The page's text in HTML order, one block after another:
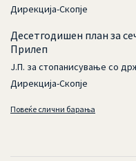
Дирекција-Скопје
Десетгодишен план за
Прилеп
Ј.П. за стопанисување со
Дирекција-Скопје
Повеќе слични барања